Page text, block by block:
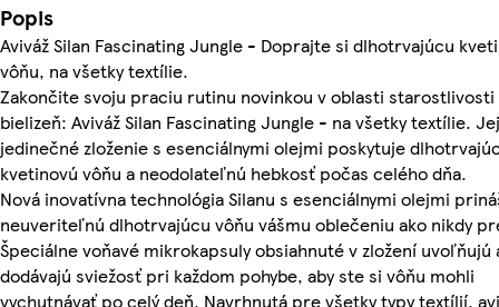
Popis
Aviváž Silan Fascinating Jungle - Doprajte si dlhotrvajúcu
vôňu, na všetky textílie.
Zakončite svoju praciu rutinu novinkou v oblasti starostlivosti
bielizeň: Aviváž Silan Fascinating Jungle - na všetky textílie. Jej
jedinečné zloženie s esenciálnymi olejmi poskytuje
kvetinovú vôňu a neodolateľnú hebkosť počas celého dňa.
Nová inovatívna technológia Silanu s esenciálnymi olejmi
neuveriteľnú dlhotrvajúcu vôňu vášmu oblečeniu ako nikdy
Špeciálne voňavé mikrokapsuly obsiahnuté v zložení uvoľňujú
dodávajú sviežosť pri každom pohybe, aby ste si vôňu mohli
vychutnávať po celý deň. Navrhnutá pre všetky typy textílií,